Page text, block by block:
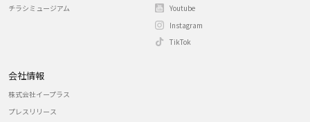
チラシミュージアム
Youtube
Instagram
TikTok
会社情報
株式会社イープラス
プレスリリース